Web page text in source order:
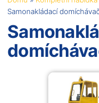
Samonakládací